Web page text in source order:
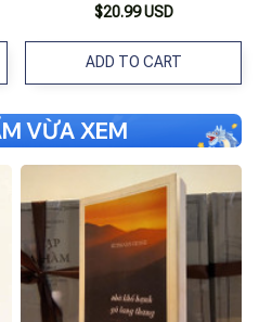
$20.99 USD
ADD TO CART
VỪA XEM